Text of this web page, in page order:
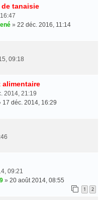
tanaisie
» 22 déc. 2016, 11:14
09:18
alimentaire
2014, 21:19
17 déc. 2014, 16:29
09:21
» 20 août 2014, 08:55
1 2